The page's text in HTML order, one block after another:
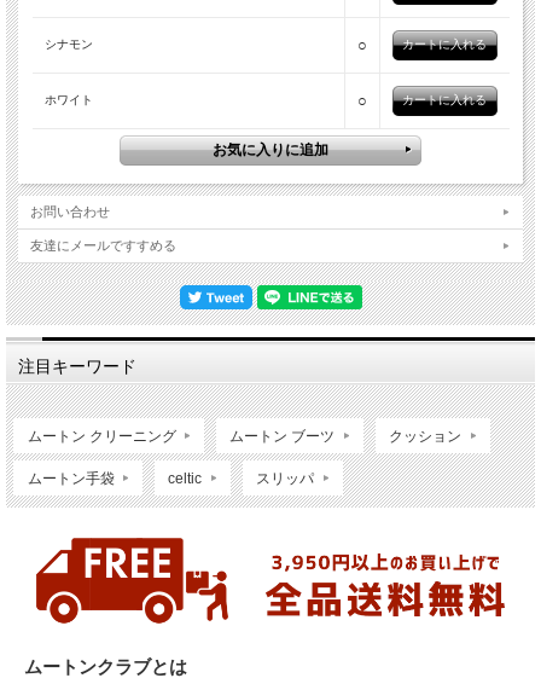
シナモン ○
ホワイト ○
お問い合わせ
友達にメールですすめる
注目キーワード
ムートン クリーニング ムートン ブーツ クッション
ムートン手袋 celtic スリッパ
ムートンクラブとは